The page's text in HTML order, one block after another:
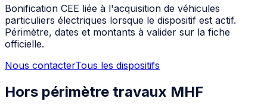
Bonification CEE liée à l'acquisition de véhicules
particuliers électriques lorsque le dispositif est actif.
Périmètre, dates et montants à valider sur la fiche
officielle.
Nous contacterTous les dispositifs
Hors périmètre travaux MHF